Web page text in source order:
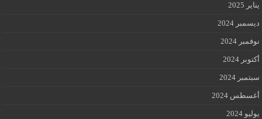
يناير 2025
ديسمبر 2024
نوفمبر 2024
أكتوبر 2024
سبتمبر 2024
أغسطس 2024
يوليو 2024